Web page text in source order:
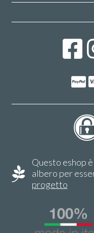
Questo eshop
albero per
progetto